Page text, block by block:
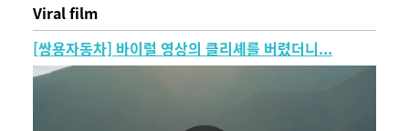
Viral film
[쌍용자동차] 바이럴 영상의 클리셰를 버렸더니...